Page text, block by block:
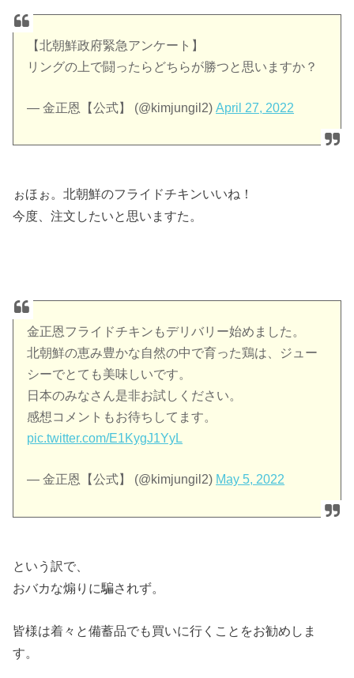
【北朝鮮政府緊急アンケート】
リングの上で闘ったらどちらが勝つと思いますか？
— 金正恩【公式】 (@kimjungil2)April 27, 2022
ぉほぉ。北朝鮮のフライドチキンいいね！
今度、注文したいと思いますた。
金正恩フライドチキンもデリバリー始めました。
北朝鮮の恵み豊かな自然の中で育った鶏は、ジュー
シーでとても美味しいです。
日本のみなさん是非お試しください。
感想コメントもお待ちしてます。
pic.twitter.com/E1KygJ1YyL
— 金正恩【公式】 (@kimjungil2) May 5, 2022
という訳で、
おバカな煽りに騙されず。
皆様は着々と備蓄品でも買いに行くことをお勧めしま
す。